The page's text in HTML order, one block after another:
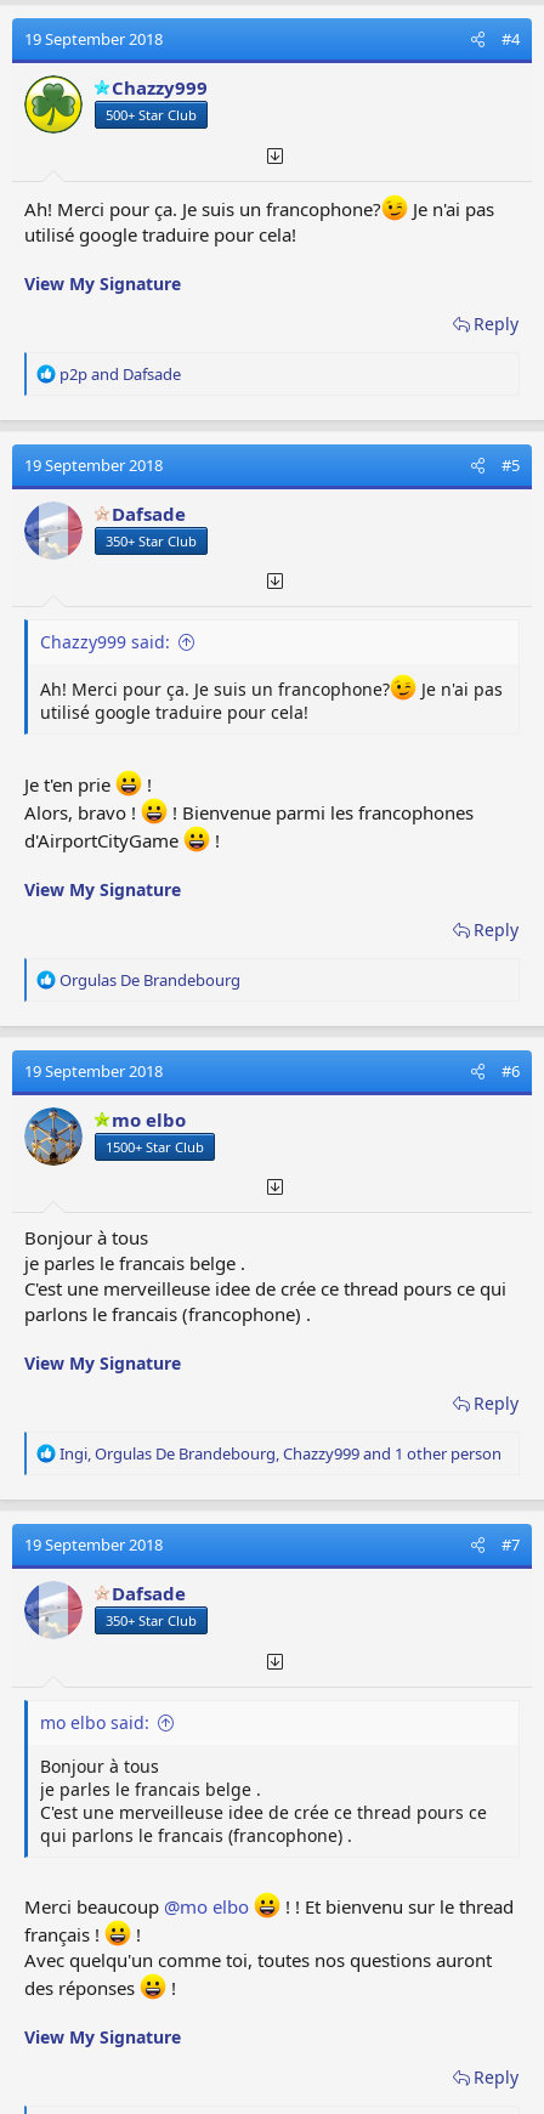
19 September 2018 #4
Chazzy999
500+ Star Club
Ah! Merci pour ça. Je suis un francophone?
Je n'ai pas
utilisé google traduire pour cela!
View My Signature
Reply
R
a
t
i
o
n
s
p2pand Dafsade
19 September 2018 #5
Dafsade
350+ Star Club
Chazzy999 said:
Ah! Merci pour ça. Je suis un francophone?
Je n'ai pas
utilisé google traduire pour cela!
Je t'en prie
!
Alors, bravo !
! Bienvenue parmi les francophones
d'AirportCityGame
!
View My Signature
Reply
R
a
t
i
o
n
s
Orgulas De Brandebourg
19 September 2018 #6
mo elbo
1500+ Star Club
Bonjour à tous
je parles le francais belge .
C'est une merveilleuse idee de crée ce thread pours ce qui
parlons le francais (francophone) .
View My Signature
Reply
R
a
t
i
o
n
s
Ingi,Orgulas De Brandebourg,Chazzy999and 1 other person
19 September 2018 #7
Dafsade
350+ Star Club
mo elbo said:
Bonjour à tous
je parles le francais belge .
C'est une merveilleuse idee de crée ce thread pours ce
qui parlons le francais (francophone) .
Merci beaucoup @mo elbo
! ! Et bienvenu sur le thread
français !
!
Avec quelqu'un comme toi, toutes nos questions auront
des réponses
!
View My Signature
Reply